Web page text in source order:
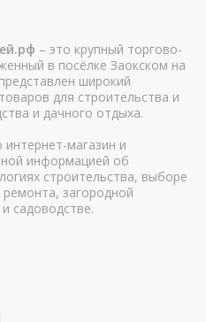
– это крупный торгово-
в посёлке Заокском на
широкий
для строительства и
и дачного отдыха.
магазин и
информацией об
строительства, выборе
загородной
садоводстве.